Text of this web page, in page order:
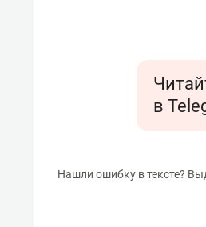
в
Нашли ошибку в тексте?